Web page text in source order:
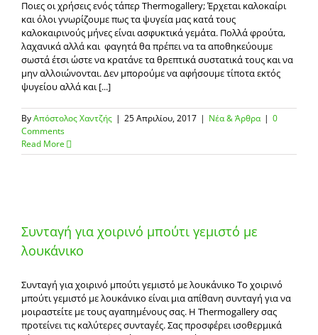
Ποιες οι χρήσεις ενός τάπερ Thermogallery; Έρχεται καλοκαίρι
και όλοι γνωρίζουμε πως τα ψυγεία μας κατά τους
καλοκαιρινούς μήνες είναι ασφυκτικά γεμάτα. Πολλά φρούτα,
λαχανικά αλλά και φαγητά θα πρέπει να τα αποθηκεύουμε
σωστά έτσι ώστε να κρατάνε τα θρεπτικά συστατικά τους και να
μην αλλοιώνονται. Δεν μπορούμε να αφήσουμε τίποτα εκτός
ψυγείου αλλά και [...]
ByΑπόστολος Χαντζής | 25 Απριλίου, 2017 | Νέα & Άρθρα | 0
Comments
Read More
Συνταγή για χοιρινό μπούτι γεμιστό με
λουκάνικο
Συνταγή για χοιρινό μπούτι γεμιστό με λουκάνικο Το χοιρινό
μπούτι γεμιστό με λουκάνικο είναι μια απίθανη συνταγή για να
μοιραστείτε με τους αγαπημένους σας. Η Thermogallery σας
προτείνει τις καλύτερες συνταγές. Σας προσφέρει ισοθερμικά